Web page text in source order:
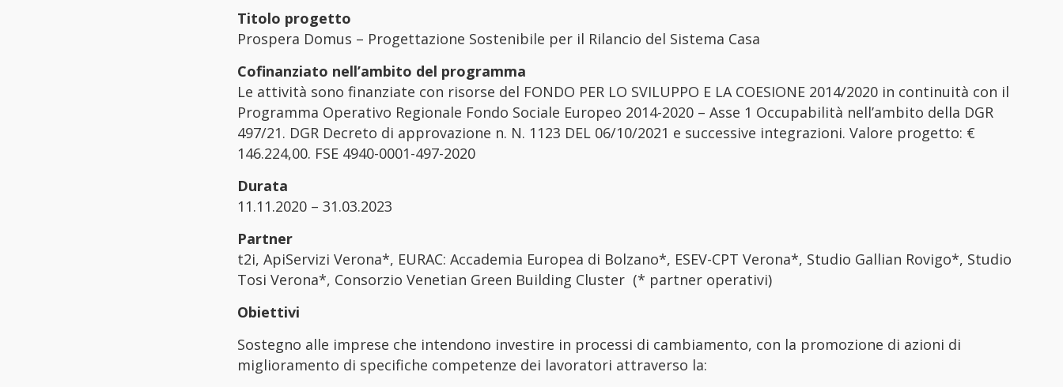
Titolo progetto
Prospera Domus – Progettazione Sostenibile per il Rilancio del Sistema Casa
Cofinanziato nell’ambito del programma
Le attività sono finanziate con risorse del FONDO PER LO SVILUPPO E LA COESIONE 2014/2020 in continuità con il
Programma Operativo Regionale Fondo Sociale Europeo 2014-2020 – Asse 1 Occupabilità nell’ambito della DGR
497/21. DGR Decreto di approvazione n. N. 1123 DEL 06/10/2021 e successive integrazioni. Valore progetto: €
146.224,00. FSE 4940-0001-497-2020
Durata
11.11.2020 – 31.03.2023
Partner
t2i, ApiServizi Verona*, EURAC: Accademia Europea di Bolzano*, ESEV-CPT Verona*, Studio Gallian Rovigo*, Studio
Tosi Verona*, Consorzio Venetian Green Building Cluster (* partner operativi)
Obiettivi
Sostegno alle imprese che intendono investire in processi di cambiamento, con la promozione di azioni di
miglioramento di specifiche competenze dei lavoratori attraverso la: